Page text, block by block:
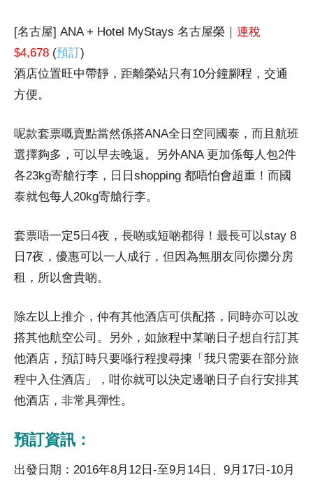
[名古屋] ANA + Hotel MyStays 名古屋榮｜ 連稅
$4,678 (預訂)
酒店位置旺中帶靜，距離榮站只有10分鐘腳程，交通
方便。
呢款套票嘅賣點當然係搭ANA全日空同國泰，而且航班
選擇夠多，可以早去晚返。另外ANA 更加係每人包2件
各23kg寄艙行李，日日shopping 都唔怕會超重！而國
泰就包每人20kg寄艙行李。
套票唔一定5日4夜，長啲或短啲都得！最長可以stay 8
日7夜，優惠可以一人成行，但因為無朋友同你攤分房
租，所以會貴啲。
除左以上推介，仲有其他酒店可供配搭，同時亦可以改
搭其他航空公司。另外，如旅程中某啲日子想自行訂其
他酒店，預訂時只要喺行程搜尋揀「我只需要在部分旅
程中入住酒店」，咁你就可以決定邊啲日子自行安排其
他酒店，非常具彈性。
預訂資訊：
出發日期：2016年8月12日-至9月14日、9月17日-10月